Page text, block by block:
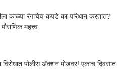
काळ्या रंगाचेच कपडे का परिधान करतात?
महत्त्व
विरोधात पोलीस अ‍ॅक्शन मोडवर! एकाच दिवसात